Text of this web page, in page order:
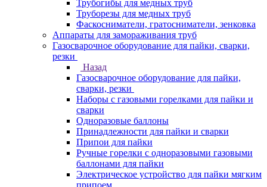
Трубогибы для медных труб
Труборезы для медных труб
Фаскосниматели, гратосниматели, зенковка
Аппараты для замораживания труб
Газосварочное оборудование для пайки, сварки,
резки
Назад
Газосварочное оборудование для пайки,
сварки, резки
Наборы с газовыми горелками для пайки и
сварки
Одноразовые баллоны
Принадлежности для пайки и сварки
Припои для пайки
Ручные горелки с одноразовыми газовыми
баллонами для пайки
Электрическое устройство для пайки мягким
припоем